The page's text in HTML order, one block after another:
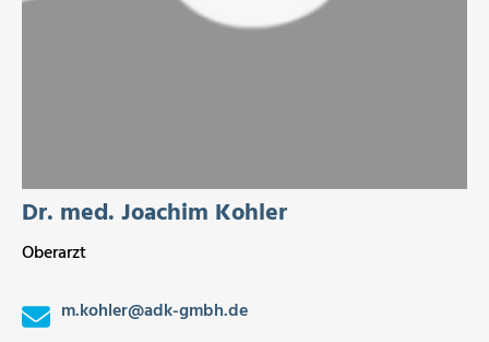
Dr. med. Joachim Kohler
Oberarzt
m.kohler@adk-gmbh.de